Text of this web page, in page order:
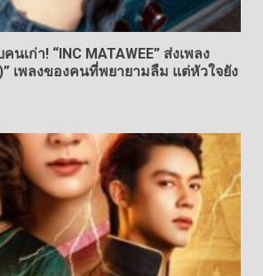
เก่า! “INC MATAWEE” ส่งเพลง
เพลงของคนที่พยายามลืม แต่หัวใจยัง